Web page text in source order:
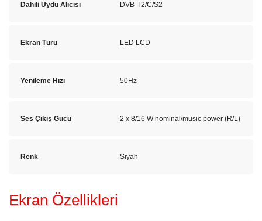
Dahili Uydu Alıcısı DVB-T2/C/S2
Ekran Türü LED LCD
Yenileme Hızı 50Hz
Ses Çıkış Gücü 2 x 8/16 W nominal/music power (R/L)
Renk Siyah
Ekran Özellikleri